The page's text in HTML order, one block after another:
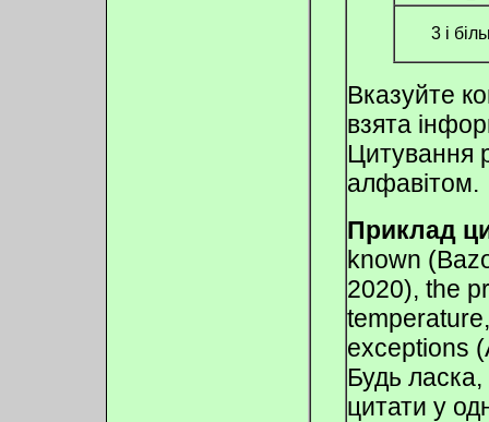
3 і
Вказуйте
взята
Цитування
алфавітом.
Приклад
known
2020), the
exceptions
Будь
цитати у